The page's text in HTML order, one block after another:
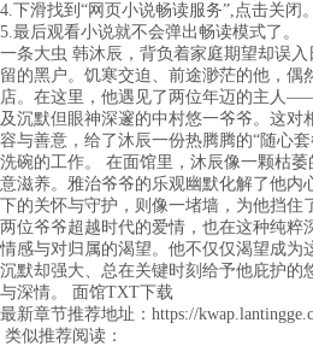
4.下滑找到“网页小说畅读服务”,点击关闭。
5.最后观看小说就不会弹出畅读模式了。
一条大虫 韩沐辰，背负着家庭期望却误
留的黑户。饥寒交迫、前途渺茫的他，偶
店。在这里，他遇见了两位年迈的主人
及沉默但眼神深邃的中村悠一爷爷。这对
容与善意，给了沐辰一份热腾腾的“随心
洗碗的工作。 在面馆里，沐辰像一颗枯
意滋养。雅治爷爷的乐观幽默化解了他内
下的关怀与守护，则像一堵墙，为他挡住
两位爷爷超越时代的爱情，也在这种纯粹
情感与对归属的渴望。他不仅仅渴望成为
沉默却强大、总在关键时刻给予他庇护的
与深情。 面馆TXT下载
最新章节推荐地址：https://
类似推荐阅读：